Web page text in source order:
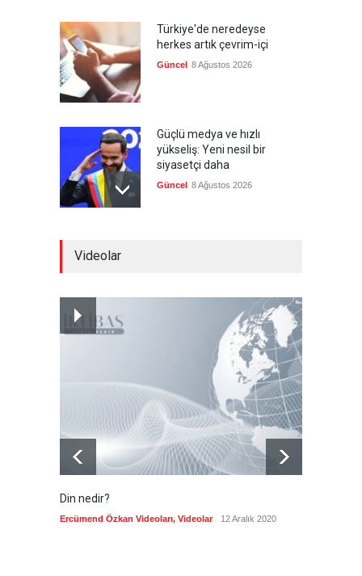
Türkiye'de neredeyse
herkes artık çevrim-içi
Güncel 8 Ağustos 2026
Güçlü medya ve hızlı
yükseliş: Yeni nesil bir
siyasetçi daha
Güncel 8 Ağustos 2026
Kolombiya, solcu Petro'nun
yerine aşırı sağcı Espriella'yı
Güncel 8 Ağustos 2026
Videolar
Din nedir?
Ercümend Özkan Videoları, Videolar 12 Aralık 2020